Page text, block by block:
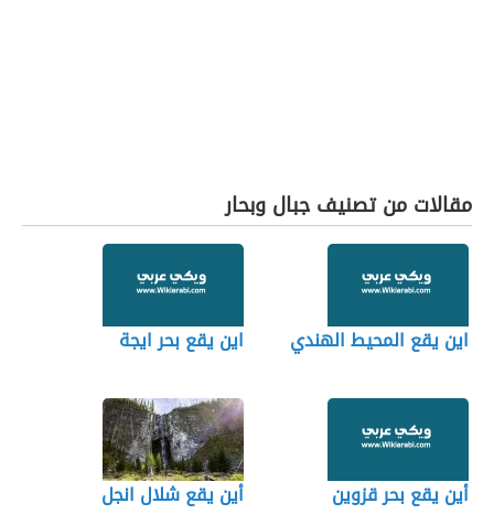
مقالات من تصنيف جبال وبحار
اين يقع المحيط الهندي اين يقع بحر ايجة
أين يقع بحر قزوين أين يقع شلال انجل